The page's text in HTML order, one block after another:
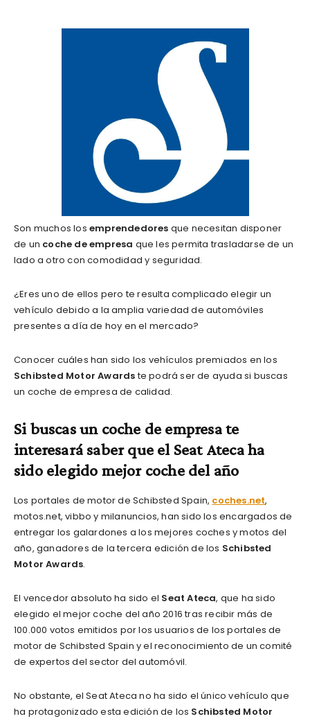
Son muchos los emprendedores que necesitan disponer
de un coche de empresa que les permita trasladarse de un
lado a otro con comodidad y seguridad.
¿Eres uno de ellos pero te resulta complicado elegir un
vehículo debido a la amplia variedad de automóviles
presentes a día de hoy en el mercado?
Conocer cuáles han sido los vehículos premiados en los
Schibsted Motor Awardste podrá ser de ayuda si buscas
un coche de empresa de calidad.
Si buscas un coche de empresa te
interesará saber que el Seat Ateca ha
sido elegido mejor coche del año
Los portales de motor de Schibsted Spain, coches.net,
motos.net, vibbo y milanuncios, han sido los encargados de
entregar los galardones a los mejores coches y motos del
año, ganadores de la tercera edición de los Schibsted
Motor Awards.
El vencedor absoluto ha sido el Seat Ateca, que ha sido
elegido el mejor coche del año 2016 tras recibir más de
100.000 votos emitidos por los usuarios de los portales de
motor de Schibsted Spain y el reconocimiento de un comité
de expertos del sector del automóvil.
No obstante, el Seat Ateca no ha sido el único vehículo que
ha protagonizado esta edición de los Schibsted Motor